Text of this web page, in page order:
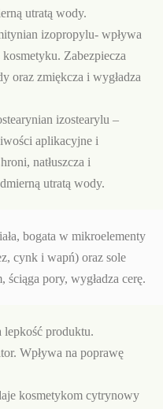
utratą wody.
izopropylu- wpływa
Zabezpiecza
oraz zmiękcza i wygładza
izostearylu –
aplikacyjne i
natłuszcza i
utratą wody.
bogata w mikroelementy
cynk i wapń) oraz sole
ściąga pory, wygładza cerę.
lepkość produktu.
Wpływa na poprawę
kosmetykom cytrynowy